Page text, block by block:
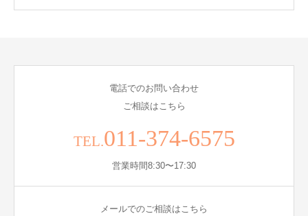
電話でのお問い合わせ
ご相談はこちら
TEL.011-374-6575
営業時間8:30〜17:30
メールでのご相談はこちら